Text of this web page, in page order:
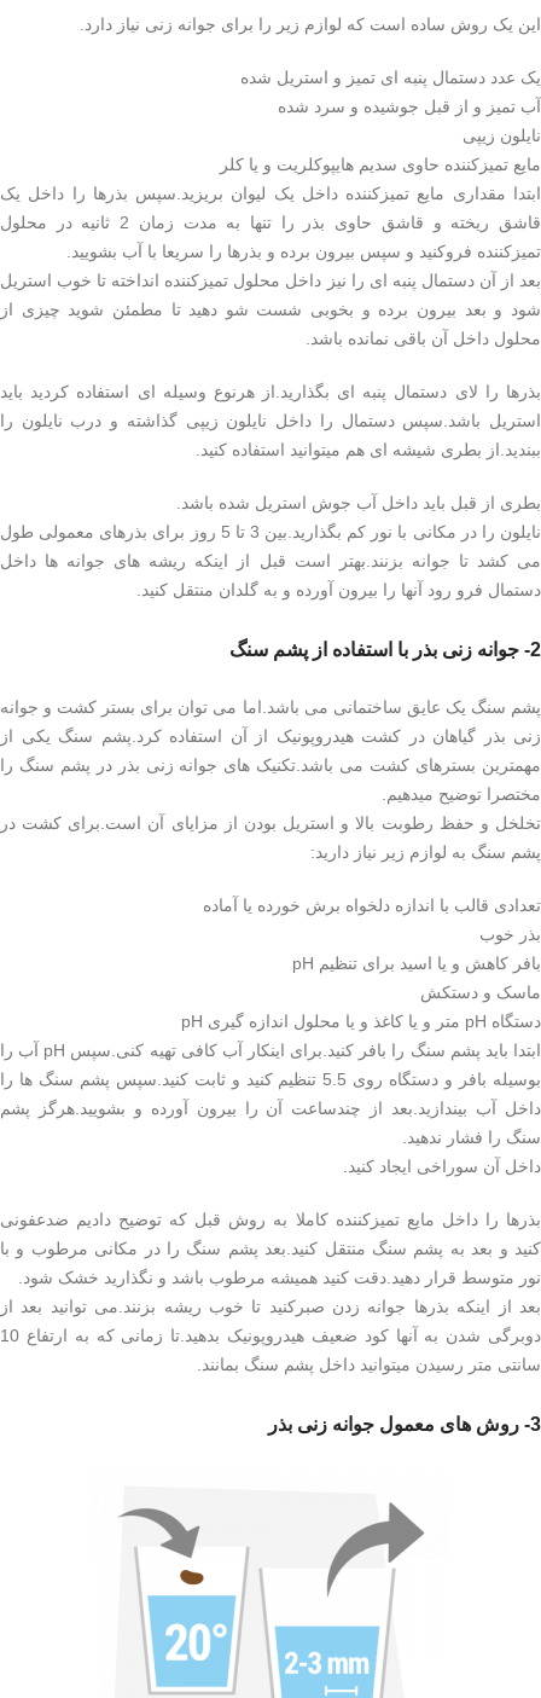
این یک روش ساده است که لوازم زیر را برای جوانه زنی نیاز دارد.
یک عدد دستمال پنبه ای تمیز و استریل شده
آب تمیز و از قبل جوشیده و سرد شده
نایلون زیپی
مایع تمیزکننده حاوی سدیم هایپوکلریت و یا کلر
ابتدا مقداری مایع تمیزکننده داخل یک لیوان بریزید.سپس بذرها را داخل یک
قاشق ریخته و قاشق حاوی بذر را تنها به مدت زمان 2 ثانیه در محلول
تمیزکننده فروکنید و سپس بیرون برده و بذرها را سریعا با آب بشویید.
بعد از آن دستمال پنبه ای را نیز داخل محلول تمیزکننده انداخته تا خوب استریل
شود و بعد بیرون برده و بخوبی شست شو دهید تا مطمئن شوید چیزی از
محلول داخل آن باقی نمانده باشد.
بذرها را لای دستمال پنبه ای بگذارید.از هرنوع وسیله ای استفاده کردید باید
استریل باشد.سپس دستمال را داخل نایلون زیپی گذاشته و درب نایلون را
ببندید.از بطری شیشه ای هم میتوانید استفاده کنید.
بطری از قبل باید داخل آب جوش استریل شده باشد.
نایلون را در مکانی با نور کم بگذارید.بین 3 تا 5 روز برای بذرهای معمولی طول
می کشد تا جوانه بزنند.بهتر است قبل از اینکه ریشه های جوانه ها داخل
دستمال فرو رود آنها را بیرون آورده و به گلدان منتقل کنید.
2- جوانه زنی بذر با استفاده از پشم سنگ
پشم سنگ یک عایق ساختمانی می باشد.اما می توان برای بستر کشت و جوانه
زنی بذر گیاهان در کشت هیدروپونیک از آن استفاده کرد.پشم سنگ یکی از
مهمترین بسترهای کشت می باشد.تکنیک های جوانه زنی بذر در پشم سنگ را
مختصرا توضیح میدهیم.
تخلخل و حفظ رطوبت بالا و استریل بودن از مزایای آن است.برای کشت در
پشم سنگ به لوازم زیر نیاز دارید:
تعدادی قالب با اندازه دلخواه برش خورده یا آماده
بذر خوب
بافر کاهش و یا اسید برای تنظیم pH
ماسک و دستکش
دستگاه pH متر و یا کاغذ و یا محلول اندازه گیری pH
ابتدا باید پشم سنگ را بافر کنید.برای اینکار آب کافی تهیه کنی.سپس pH آب را
بوسیله بافر و دستگاه روی 5.5 تنظیم کنید و ثابت کنید.سپس پشم سنگ ها را
داخل آب بیندازید.بعد از چندساعت آن را بیرون آورده و بشویید.هرگز پشم
سنگ را فشار ندهید.
داخل آن سوراخی ایجاد کنید.
بذرها را داخل مایع تمیزکننده کاملا به روش قبل که توضیح دادیم ضدعفونی
کنید و بعد به پشم سنگ منتقل کنید.بعد پشم سنگ را در مکانی مرطوب و با
نور متوسط قرار دهید.دقت کنید همیشه مرطوب باشد و نگذارید خشک شود.
بعد از اینکه بذرها جوانه زدن صبرکنید تا خوب ریشه بزنند.می توانید بعد از
دوبرگی شدن به آنها کود ضعیف هیدروپونیک بدهید.تا زمانی که به ارتفاع 10
سانتی متر رسیدن میتوانید داخل پشم سنگ بمانند.
3- روش های معمول جوانه زنی بذر